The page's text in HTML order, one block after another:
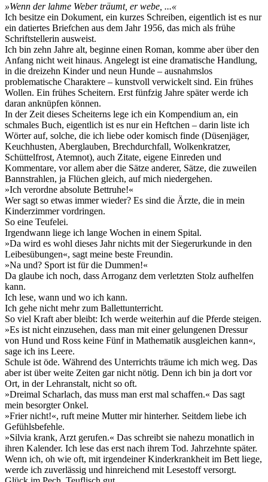
»Wenn der lahme Weber träumt, er webe, ...«
Ich besitze ein Dokument, ein kurzes Schreiben, eigentlich ist es nur
ein datiertes Briefchen aus dem Jahr 1956, das mich als frühe
Schriftstellerin ausweist.
Ich bin zehn Jahre alt, beginne einen Roman, komme aber über den
Anfang nicht weit hinaus. Angelegt ist eine dramatische Handlung,
in die dreizehn Kinder und neun Hunde – ausnahmslos
problematische Charaktere – kunstvoll verwickelt sind. Ein frühes
Wollen. Ein frühes Scheitern. Erst fünfzig Jahre später werde ich
daran anknüpfen können.
In der Zeit dieses Scheiterns lege ich ein Kompendium an, ein
schmales Buch, eigentlich ist es nur ein Heftchen – darin liste ich
Wörter auf, solche, die ich liebe oder komisch finde (Düsenjäger,
Keuchhusten, Aberglauben, Brechdurchfall, Wolkenkratzer,
Schüttelfrost, Atemnot), auch Zitate, eigene Einreden und
Kommentare, vor allem aber die Sätze anderer, Sätze, die zuweilen
Bannstrahlen, ja Flüchen gleich, auf mich niedergehen.
»Ich verordne absolute Bettruhe!«
Wer sagt so etwas immer wieder? Es sind die Ärzte, die in mein
Kinderzimmer vordringen.
So eine Teufelei.
Irgendwann liege ich lange Wochen in einem Spital.
»Da wird es wohl dieses Jahr nichts mit der Siegerurkunde in den
Leibesübungen«, sagt meine beste Freundin.
»Na und? Sport ist für die Dummen!«
Da glaube ich noch, dass Arroganz dem verletzten Stolz aufhelfen
kann.
Ich lese, wann und wo ich kann.
Ich gehe nicht mehr zum Ballettunterricht.
So viel Kraft aber bleibt: Ich werde weiterhin auf die Pferde steigen.
»Es ist nicht einzusehen, dass man mit einer gelungenen Dressur
von Hund und Ross keine Fünf in Mathematik ausgleichen kann«,
sage ich ins Leere.
Schule ist öde. Während des Unterrichts träume ich mich weg. Das
aber ist über weite Zeiten gar nicht nötig. Denn ich bin ja dort vor
Ort, in der Lehranstalt, nicht so oft.
»Dreimal Scharlach, das muss man erst mal schaffen.« Das sagt
mein besorgter Onkel.
»Frier nicht!«, ruft meine Mutter mir hinterher. Seitdem liebe ich
Gefühlsbefehle.
»Silvia krank, Arzt gerufen.« Das schreibt sie nahezu monatlich in
ihren Kalender. Ich lese das erst nach ihrem Tod. Jahrzehnte später.
Wenn ich, oh wie oft, mit irgendeiner Kinderkrankheit im Bett liege,
werde ich zuverlässig und hinreichend mit Lesestoff versorgt.